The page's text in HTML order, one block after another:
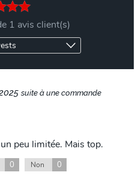
1 avis client(s)
suite à une commande
peu limitée. Mais top.
0 Non 0